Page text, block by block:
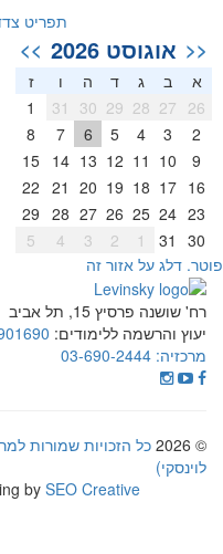
תפריט
<< אוגוסט 2026 >>
א ב ג ד ה
ז
26
27
28
29
30
31
2
3
4
5
6
7
8
9
10
11
12
13
14
15
16
17
18
19
20
21
22
23
24
25
26
27
28
29
30
31
2
3
4
5
דלג על אזור זה
רח' שושנה פרסיץ 15, תל אביב
יעוץ והרשמה ללימודים:
מרכזיה: 03-690-2444
© 2026
כל הזכויות שמורות
לוינסקי)
bySEO Creative